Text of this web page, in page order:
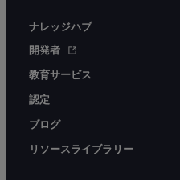
ナレッジハブ
開発者
教育サービス
認定
ブログ
リソースライブラリー